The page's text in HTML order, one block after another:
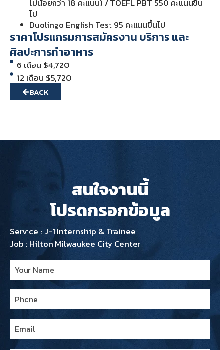
ไม่น้อยกว่า 18 คะแนน) / TOEFL PBT 550 คะแนนขึ้น
ไป
Duolingo English Test 95 คะแนนขึ้นไป
ราคาโปรแกรมการสมัครงาน บริการ และ
ศิลปะการทำอาหาร
6 เดือน $4,720
12 เดือน $5,720
BACK
สนใจงานนี้
โปรดกรอกข้อมูล
Service : J-1 Internship & Trainee
Job : Hilton Milwaukee City Center